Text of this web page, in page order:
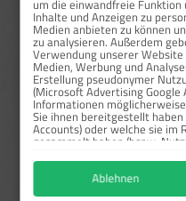
ab50 4,18 €*
Preise exkl. MwSt. zzgl.
Sofort verfügbar,
Größeauswählen
35x68 mm
50x96 mm
88x168 mm
96x50 mm
um die einwandfreie
Inhalte und Anzeigen zu
Medien anbieten zu können
zu analysieren. Außerdem
Verwendung unserer
Medien, Werbung und
Erstellung pseudonymer
(Microsoft Advertising
Informationen
Sie ihnen bereitgestellt
Accounts) oder welche sie im
gesammelt haben (bspw.
jederzeit widerrufen, indem
unten klicken und dort die
vornehmen.
Ablehnen